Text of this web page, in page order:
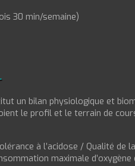
30 min/semaine)
un bilan physiologique et
le profil et le terrain de
à l’acidose / Qualité de
maximale